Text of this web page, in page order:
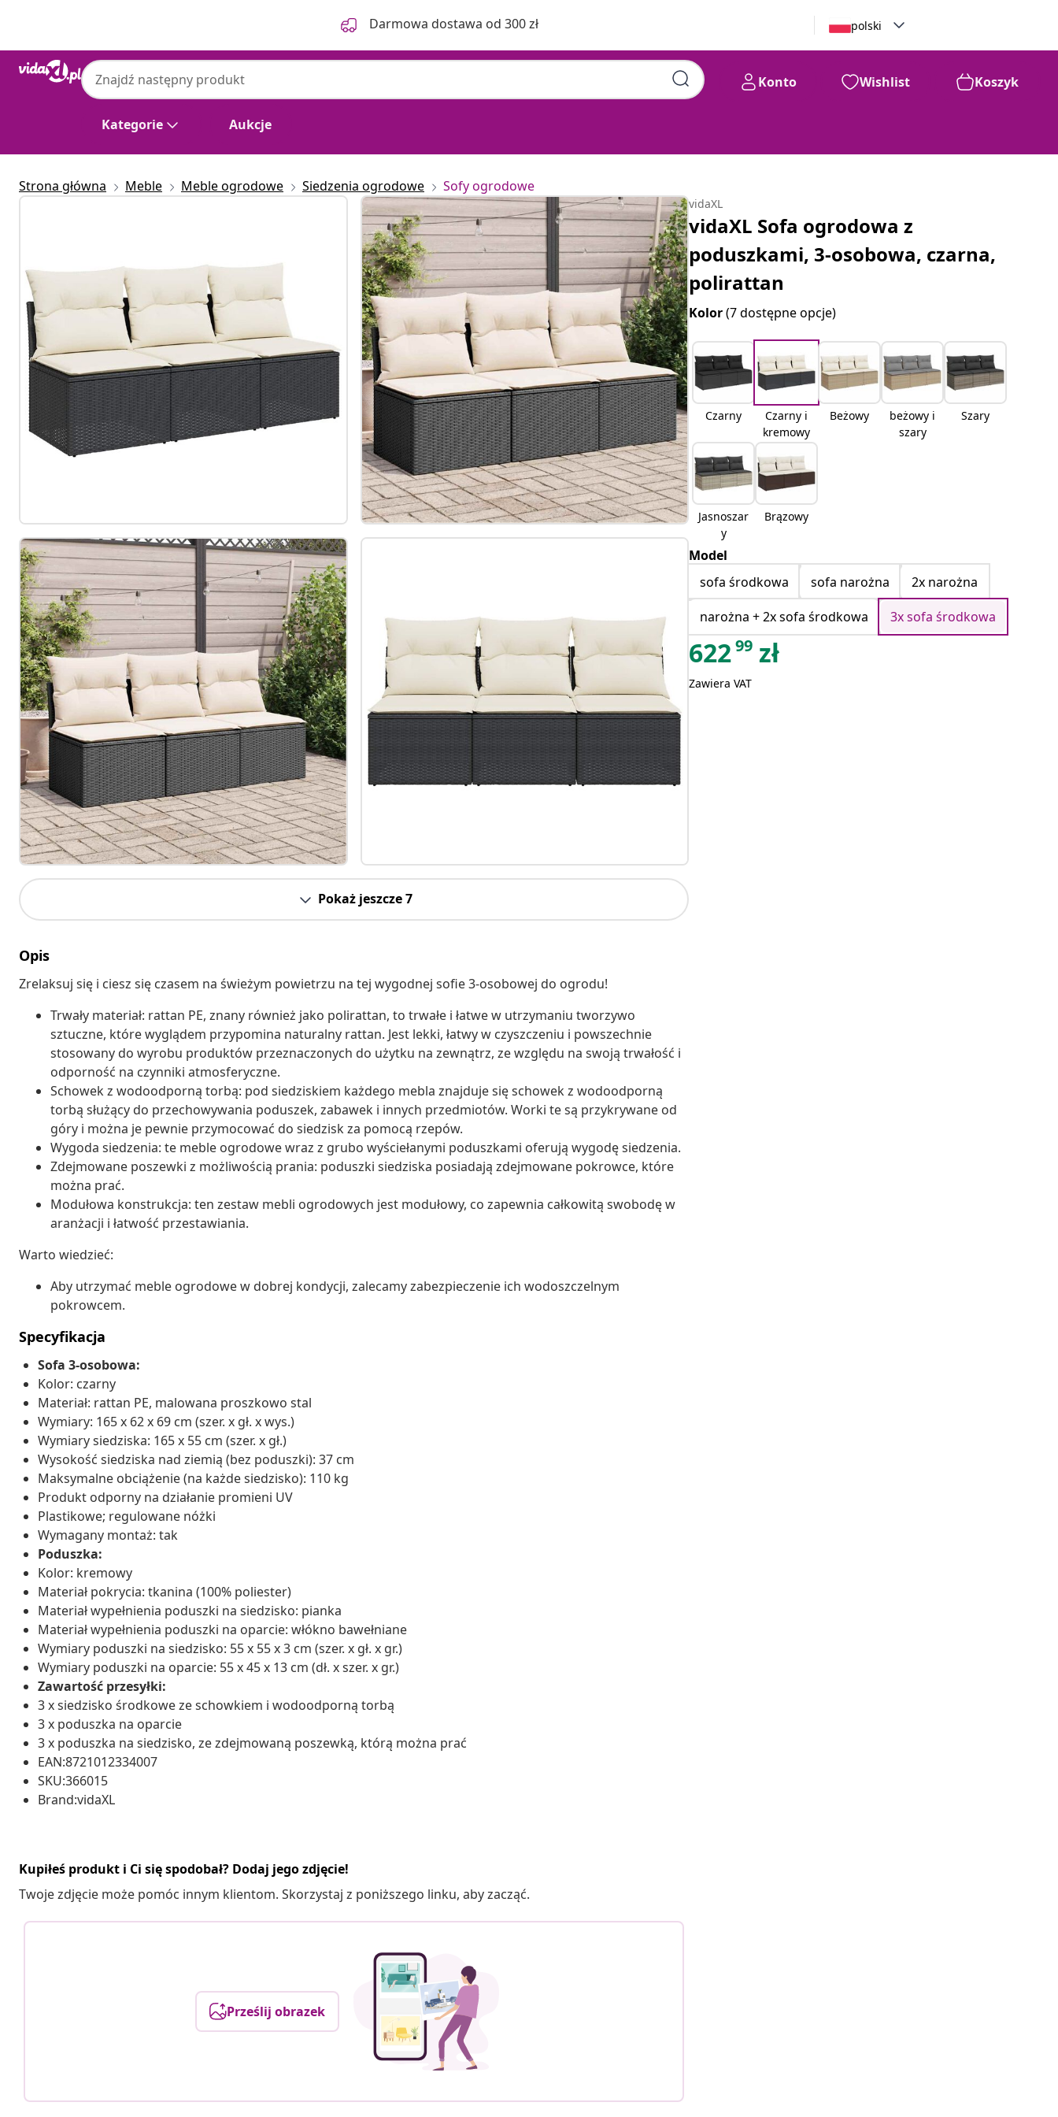
Darmowa dostawa od 300 zł polski
Kategorie Aukcje
Konto Wishlist Koszyk
Strona główna Meble Meble ogrodowe Siedzenia ogrodowe Sofy ogrodowe
Pokaż jeszcze 7
Opis
Zrelaksuj się i ciesz się czasem na świeżym powietrzu na tej wygodnej sofie 3-osobowej do ogrodu!
Trwały materiał: rattan PE, znany również jako polirattan, to trwałe i łatwe w utrzymaniu tworzywo
sztuczne, które wyglądem przypomina naturalny rattan. Jest lekki, łatwy w czyszczeniu i powszechnie
stosowany do wyrobu produktów przeznaczonych do użytku na zewnątrz, ze względu na swoją trwałość i
odporność na czynniki atmosferyczne.
Schowek z wodoodporną torbą: pod siedziskiem każdego mebla znajduje się schowek z wodoodporną
torbą służący do przechowywania poduszek, zabawek i innych przedmiotów. Worki te są przykrywane od
góry i można je pewnie przymocować do siedzisk za pomocą rzepów.
Wygoda siedzenia: te meble ogrodowe wraz z grubo wyściełanymi poduszkami oferują wygodę siedzenia.
Zdejmowane poszewki z możliwością prania: poduszki siedziska posiadają zdejmowane pokrowce, które
można prać.
Modułowa konstrukcja: ten zestaw mebli ogrodowych jest modułowy, co zapewnia całkowitą swobodę w
aranżacji i łatwość przestawiania.
Warto wiedzieć:
Aby utrzymać meble ogrodowe w dobrej kondycji, zalecamy zabezpieczenie ich wodoszczelnym
pokrowcem.
Specyfikacja
Sofa 3-osobowa:
Kolor: czarny
Materiał: rattan PE, malowana proszkowo stal
Wymiary: 165 x 62 x 69 cm (szer. x gł. x wys.)
Wymiary siedziska: 165 x 55 cm (szer. x gł.)
Wysokość siedziska nad ziemią (bez poduszki): 37 cm
Maksymalne obciążenie (na każde siedzisko): 110 kg
Produkt odporny na działanie promieni UV
Plastikowe; regulowane nóżki
Wymagany montaż: tak
Poduszka:
Kolor: kremowy
Materiał pokrycia: tkanina (100% poliester)
Materiał wypełnienia poduszki na siedzisko: pianka
Materiał wypełnienia poduszki na oparcie: włókno bawełniane
Wymiary poduszki na siedzisko: 55 x 55 x 3 cm (szer. x gł. x gr.)
Wymiary poduszki na oparcie: 55 x 45 x 13 cm (dł. x szer. x gr.)
Zawartość przesyłki:
3 x siedzisko środkowe ze schowkiem i wodoodporną torbą
3 x poduszka na oparcie
3 x poduszka na siedzisko, ze zdejmowaną poszewką, którą można prać
EAN:8721012334007
SKU:366015
Brand:vidaXL
Kupiłeś produkt i Ci się spodobał? Dodaj jego zdjęcie!
Twoje zdjęcie może pomóc innym klientom. Skorzystaj z poniższego linku, aby zacząć.
Prześlij obrazek
vidaXL
vidaXL Sofa ogrodowa z
poduszkami, 3-osobowa, czarna,
polirattan
Kolor(7 dostępne opcje)
Czarny
Czarny i
kremowy
Beżowy
beżowy i
szary
Szary
Jasnoszar
y
Brązowy
Model
sofa środkowa
sofa narożna
2x narożna
narożna + 2x sofa środkowa
3x sofa środkowa
62299 zł
Zawiera VAT